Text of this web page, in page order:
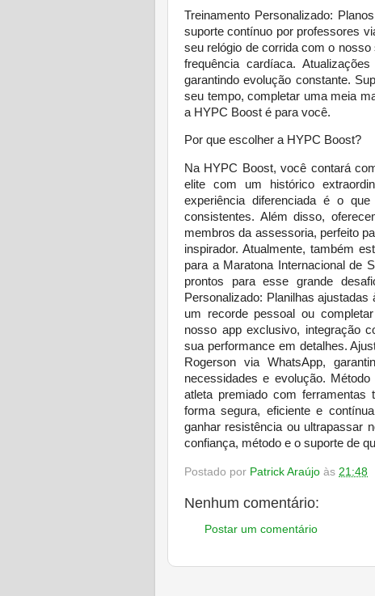
Treinamento Personalizado:
suporte contínuo por professores
seu relógio de corrida com o
frequência cardíaca.
garantindo evolução constante.
seu tempo, completar uma meia
a HYPC Boost é para você.
Por que escolher a HYPC Boost?
Na HYPC Boost, você contará
elite com um histórico
experiência diferenciada é o
consistentes. Além disso,
membros da assessoria, perfeito
inspirador. Atualmente, também
para a Maratona Internacional de
prontos para esse grande
Personalizado: Planilhas
um recorde pessoal ou
nosso app exclusivo, integração
sua performance em detalhes.
Rogerson via WhatsApp,
necessidades e evolução.
atleta premiado com ferramentas
forma segura, eficiente e
ganhar resistência ou ultrapassar
confiança, método e o suporte de
Postado por Patrick Araújo às 21:48
Nenhum comentário:
Postar um comentário